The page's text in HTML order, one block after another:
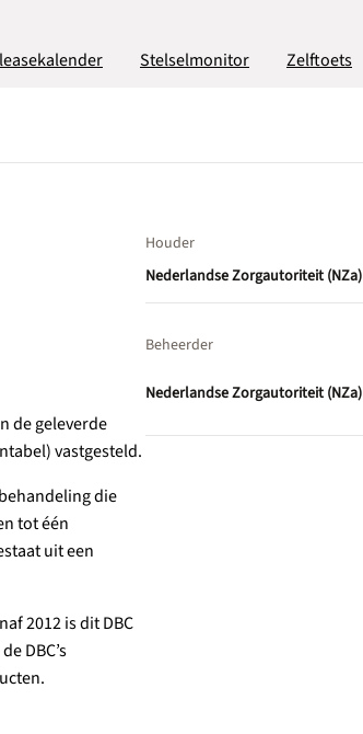
Stelselmonitor Zelftoets
de geleverde
vastgesteld.
die
tot één
uit een
2012 is dit DBC
DBC’s
Houder
Nederlandse Zorgautoriteit (NZa)
Beheerder
Nederlandse Zorgautoriteit (NZa)